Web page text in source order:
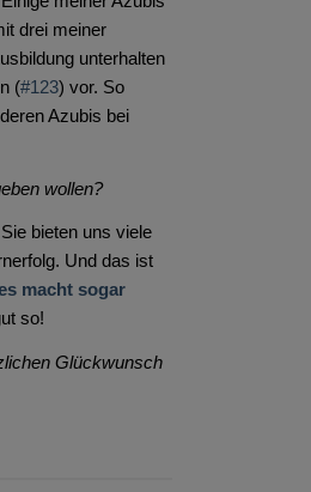
drei meiner
unterhalten
(#123) vor. So
Azubis bei
wollen?
bieten uns viele
Und das ist
macht sogar
so!
Glückwunsch